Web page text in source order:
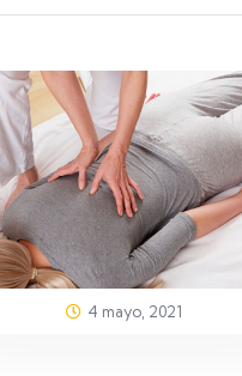
4 mayo, 2021